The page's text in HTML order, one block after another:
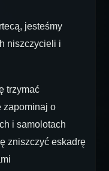
jesteśmy
niszczycieli i
trzymać
zapominaj o
i samolotach
zniszczyć eskadrę